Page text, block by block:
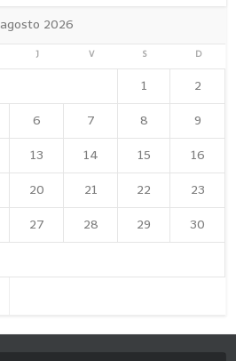
agosto 2026
J V S D
1 2
6 7 8 9
13 14 15 16
20 21 22 23
27 28 29 30